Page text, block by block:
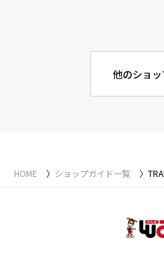
他のショ
HOME ショップガイド一覧